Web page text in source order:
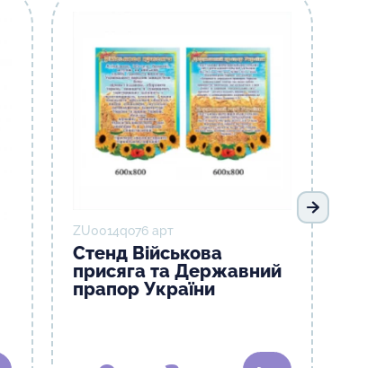
ZU0014qо76 арт
Стенд Військова
присяга та Державний
прапор України